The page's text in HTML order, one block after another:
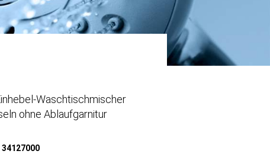
Waschtischmischer
ohne Ablaufgarnitur
34127000